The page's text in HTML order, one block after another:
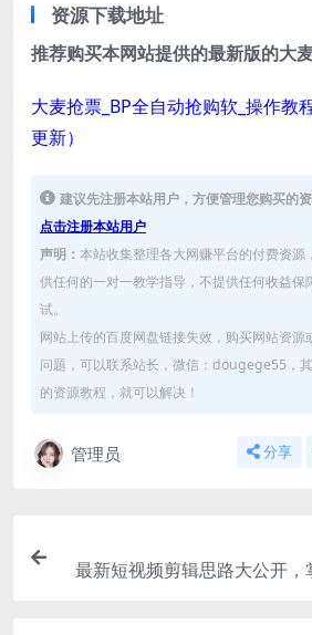
资源下载地址
推荐购买本网站提供的最新版的大
大麦抢票_BP全自动抢购软_操作教
更新）
建议先注册本站用户，方便管理您购买的资
点击注册本站用户
声明： 本站收集整理各大网赚平台的付费资源
供任何的一对一教学指导，不提供任何收益保
试。
网站上传的百度网盘链接失效，购买网站资源
问题，可以联系站长，微信：dougege55，
的资源教程，就可以解决！
管理员 分享
最新短视频剪辑思路大公开，